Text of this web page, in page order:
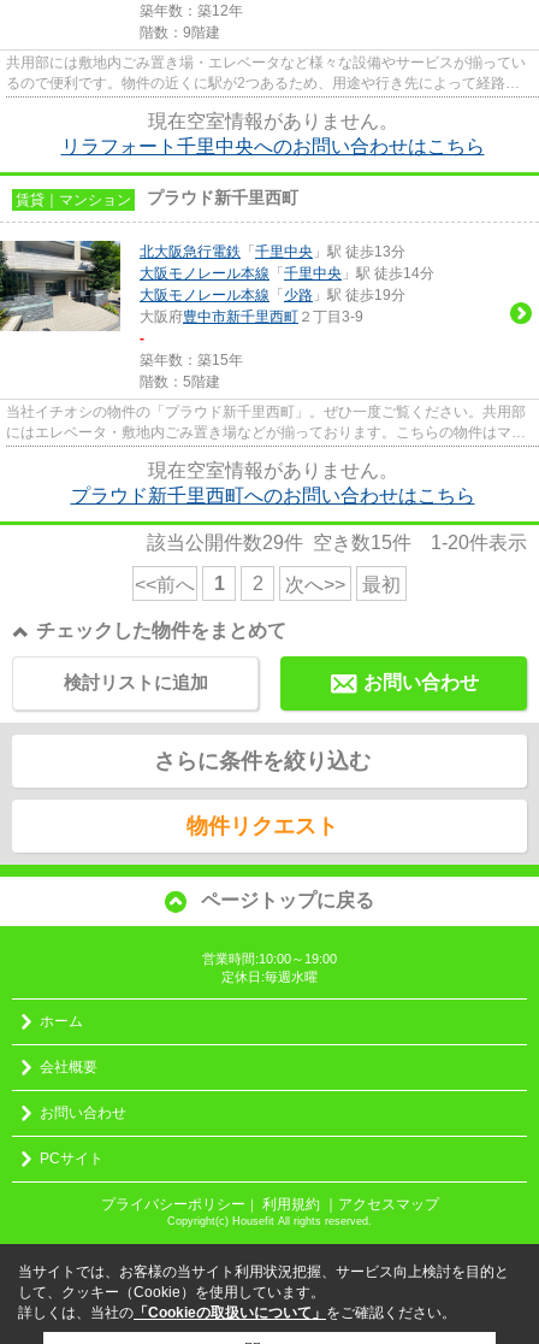
築年数：築12年
階数：9階建
共用部には敷地内ごみ置き場・エレベータなど様々な設備やサービスが揃ってい
るので便利です。物件の近くに駅が2つあるため、用途や行き先によって経路を
現在空室情報がありません。
リラフォート千里中央へのお問い合わせはこちら
賃貸｜マンション プラウド新千里西町
北大阪急行電鉄 「 千里中央 」駅 徒歩13分
大阪モノレール本線 「 千里中央 」駅 徒歩14分
大阪モノレール本線 「 少路 」駅 徒歩19分
大阪府豊中市新千里西町 ２丁目3-9
-
築年数：築15年
階数：5階建
当社イチオシの物件の「プラウド新千里西町」。ぜひ一度ご覧ください。共用部
にはエレベータ・敷地内ごみ置き場などが揃っております。こちらの物件はマン
現在空室情報がありません。
プラウド新千里西町へのお問い合わせはこちら
該当公開件数29件 空き数15件 1-20件表示
<<前へ 1 2 次へ>> 最初
チェックした物件をまとめて
お問い合わせ
検討リストに追加
さらに条件を絞り込む
物件リクエスト
ページトップに戻る
営業時間:10:00～19:00
定休日:毎週水曜
ホーム
会社概要
お問い合わせ
PCサイト
プライバシーポリシー ｜ 利用規約 ｜アクセスマップ
Copyright(c) Housefit All rights reserved.
当サイトでは、お客様の当サイト利用状況把握、サービス向上検討を目的と
して、クッキー（Cookie）を使用しています。
詳しくは、当社の 「Cookieの取扱いについて」 をご確認ください。